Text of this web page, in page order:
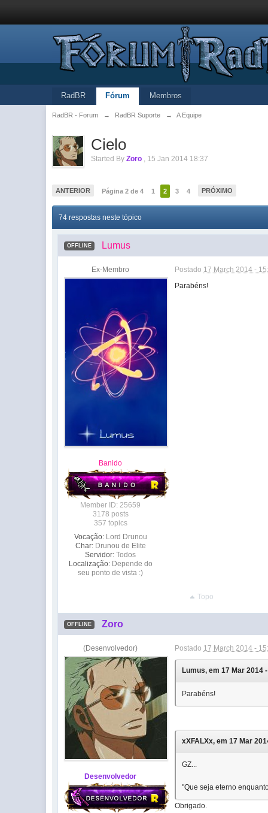
RadBR Fórum Membros
RadBR - Forum → RadBR Suporte → A Equipe
Cielo
Started ByZoro , 15 Jan 2014 18:37
ANTERIOR Página 2 de 4 1 2 3 4 PRÓXIMO
74 respostas neste tópico
OFFLINE Lumus
Ex-Membro
Banido
Member ID: 25659
3178 posts
357 topics
Vocação: Lord Drunou
Char: Drunou de Elite
Servidor: Todos
Localização: Depende do
seu ponto de vista :)
Postado 17 March 2014 -
Parabéns!
Topo
OFFLINE Zoro
(Desenvolvedor)
Desenvolvedor
Postado 17 March 2014 -
Lumus, em 17 Mar 2014
Parabéns!
xXFALXx, em 17 Mar
GZ...
"Que seja eterno
Obrigado.